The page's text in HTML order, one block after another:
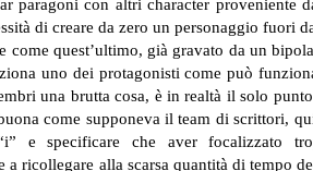
con altri character proveniente
di creare da zero un personaggio fuori
quest’ultimo, già gravato da un
uno dei protagonisti come può
una brutta cosa, è in realtà il solo
come supponeva il team di scrittori,
specificare che aver focalizzato
ricollegare alla scarsa quantità di tempo